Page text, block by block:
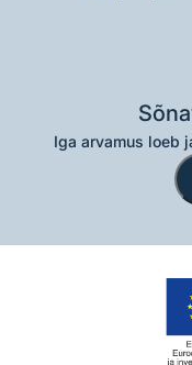
Iga arvamus loeb